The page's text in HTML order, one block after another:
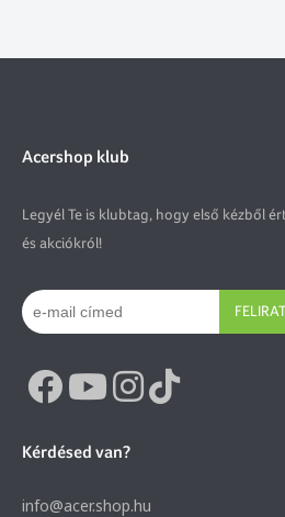
Acershop klub
Legyél Te is klubtag, hogy első kézből
és akciókról!
Kérdésed van?
info@acer.shop.hu